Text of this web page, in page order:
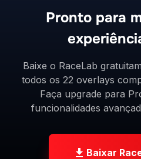
Pronto para
Baixe o RaceLab
todos os 22 overlays
Faça upgrade para
funcionalidades
Baixar